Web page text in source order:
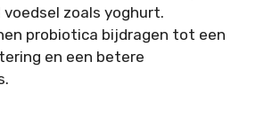
zoals yoghurt.
probiotica bijdragen tot een
en een betere